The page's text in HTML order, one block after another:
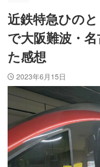
近鉄特急ひの
で大阪難波・
た感想
2023年6月15日